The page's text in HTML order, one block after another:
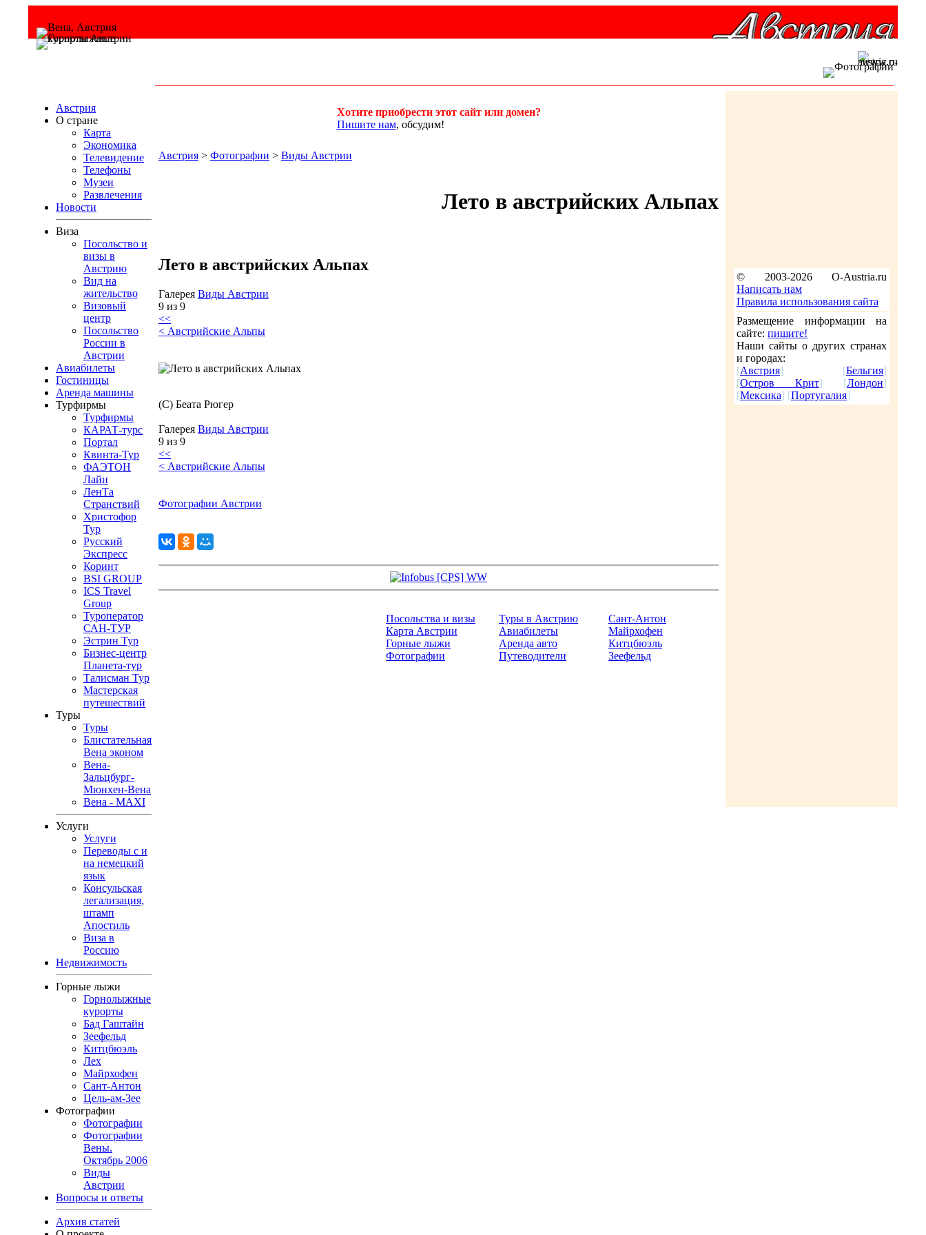
Австрия
О стране
Карта
Экономика
Телевидение
Телефоны
Музеи
Развлечения
Новости
Виза
Посольство и
визы в
Австрию
Вид на
жительство
Визовый
центр
Посольство
России в
Австрии
Авиабилеты
Гостиницы
Аренда машины
Турфирмы
Турфирмы
КАРАТ-турс
Портал
Квинта-Тур
ФАЭТОН
Лайн
ЛенТа
Странствий
Христофор
Тур
Русский
Экспресс
Коринт
BSI GROUP
ICS Travel
Group
Туроператор
САН-ТУР
Эстрин Тур
Бизнес-центр
Планета-тур
Талисман Тур
Мастерская
путешествий
Туры
Туры
Блистательная
Вена эконом
Вена-
Зальцбург-
Мюнхен-Вена
Вена - MAXI
Услуги
Услуги
Переводы с и
на немецкий
язык
Консульская
легализация,
штамп
Апостиль
Виза в
Россию
Недвижимость
Горные лыжи
Горнолыжные
курорты
Бад Гаштайн
Зеефельд
Китцбюэль
Лех
Майрхофен
Сант-Антон
Цель-ам-Зее
Фотографии
Фотографии
Фотографии
Вены.
Октябрь 2006
Виды
Австрии
Вопросы и ответы
Архив статей
Хотите приобрести этот сайт или домен?
Пишите нам, обсудим!
Австрия > Фотографии > Виды Австрии
Лето в австрийских Альпах
Лето в австрийских Альпах
Галерея Виды Австрии
9 из 9
<<
< Австрийские Альпы
(C) Беата Рюгер
Галерея Виды Австрии
9 из 9
<<
< Австрийские Альпы
Фотографии Австрии
Посольства и визы
Карта Австрии
Горные лыжи
Фотографии
Туры в Австрию
Авиабилеты
Аренда авто
Путеводители
Сант-Антон
Майрхофен
Китцбюэль
Зеефельд
© 2003-2026 O-Austria.ru
Написать нам
Правила использования сайта
Размещение информации на
сайте: пишите!
Наши сайты о других странах
и городах:
[Австрия] [Бельгия]
[Остров Крит] [Лондон]
[Мексика] [Португалия]